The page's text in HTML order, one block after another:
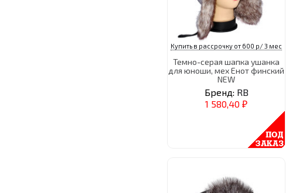
Купить в рассрочку от 600 р/ 3 мес
Темно-серая шапка ушанка
для юноши, мех Енот финский
NEW
Бренд: RB
1 580,40 ₽